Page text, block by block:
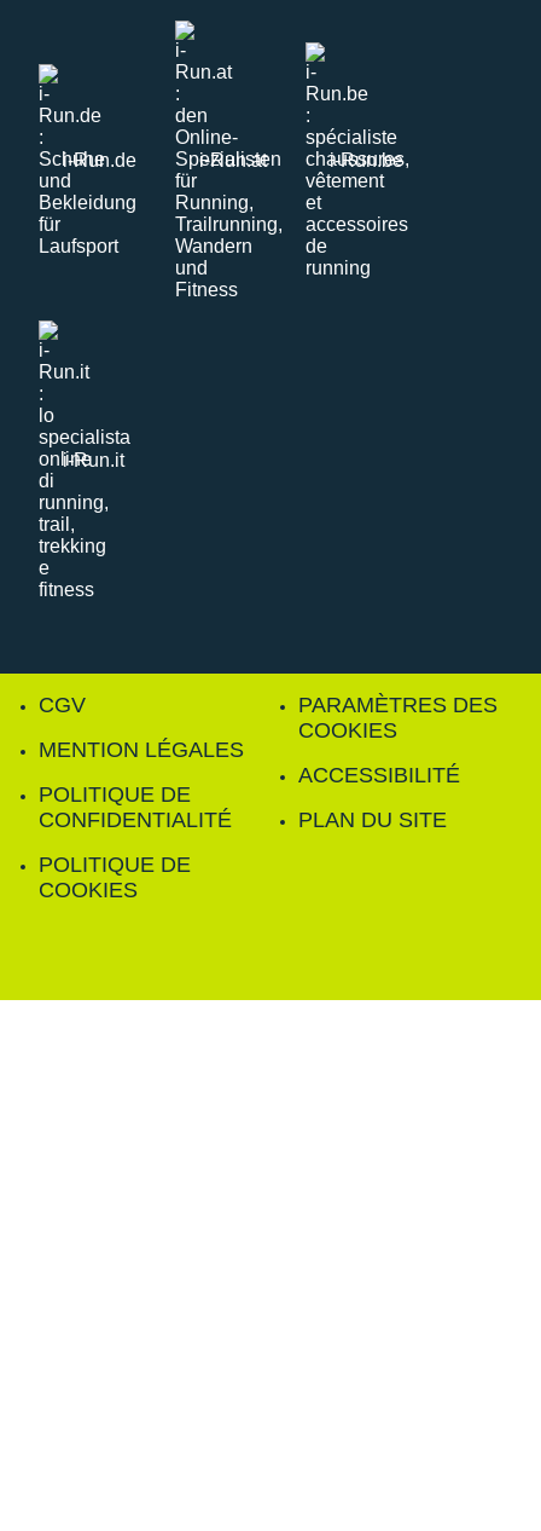
i-Run.de i-Run.at i-Run.be
i-Run.it
CGV
MENTION LÉGALES
POLITIQUE DE
CONFIDENTIALITÉ
POLITIQUE DE
COOKIES
PARAMÈTRES DES
COOKIES
ACCESSIBILITÉ
PLAN DU SITE